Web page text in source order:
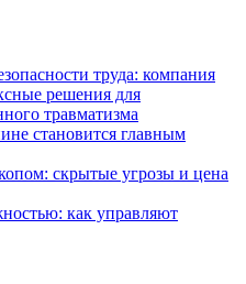
труда: компания
решения для
травматизма
становится главным
скрытые угрозы и цена
как управляют